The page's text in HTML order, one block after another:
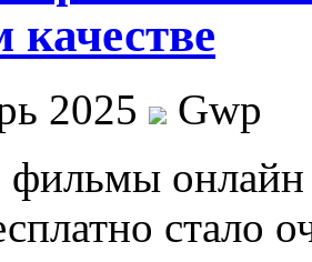
2025
Gwp
фильмы
стало